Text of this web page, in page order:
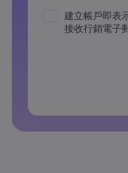
密碼必須包含
密碼必須包含
密碼必須包含
建立帳戶即表
接收行銷電子